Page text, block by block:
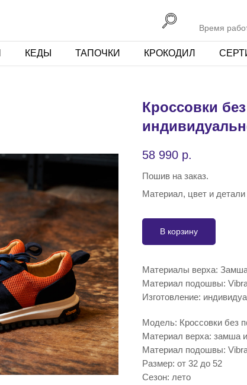
Время
КЕДЫ ТАПОЧКИ КРОКОДИЛ
Кроссовки
58 990 р.
Пошив на заказ.
Материал, цвет и
В корзину
Материалы верха:
Материал подошвы:
Изготовление:
Модель: Кроссовки без
Материал верха: замша
Материал подошвы:
Размер: от 32 до 52
Сезон: лето